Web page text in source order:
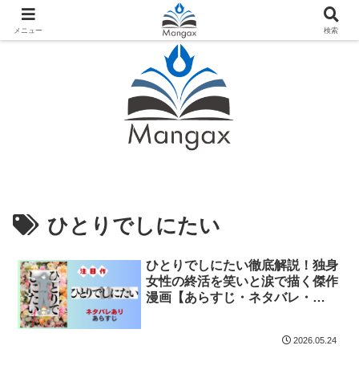
人気おすすめ漫画紹介ならMangax（マンガックス）
ひとりでしにたい
ひとりでしにたい徹底解説！独身
女性の終活を笑いと涙で描く傑作
漫画【あらすじ・ネタバレ・
2026.05.24
メニュー 検索